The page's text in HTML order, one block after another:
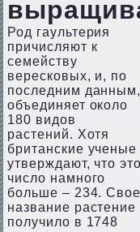
Род гаультерия
причисляют к
семейству
вересковых, и, по
последним данным,
объединяет около
180 видов
растений. Хотя
британские ученые
утверждают, что это
число намного
больше – 234. Свое
название растение
получило в 1748